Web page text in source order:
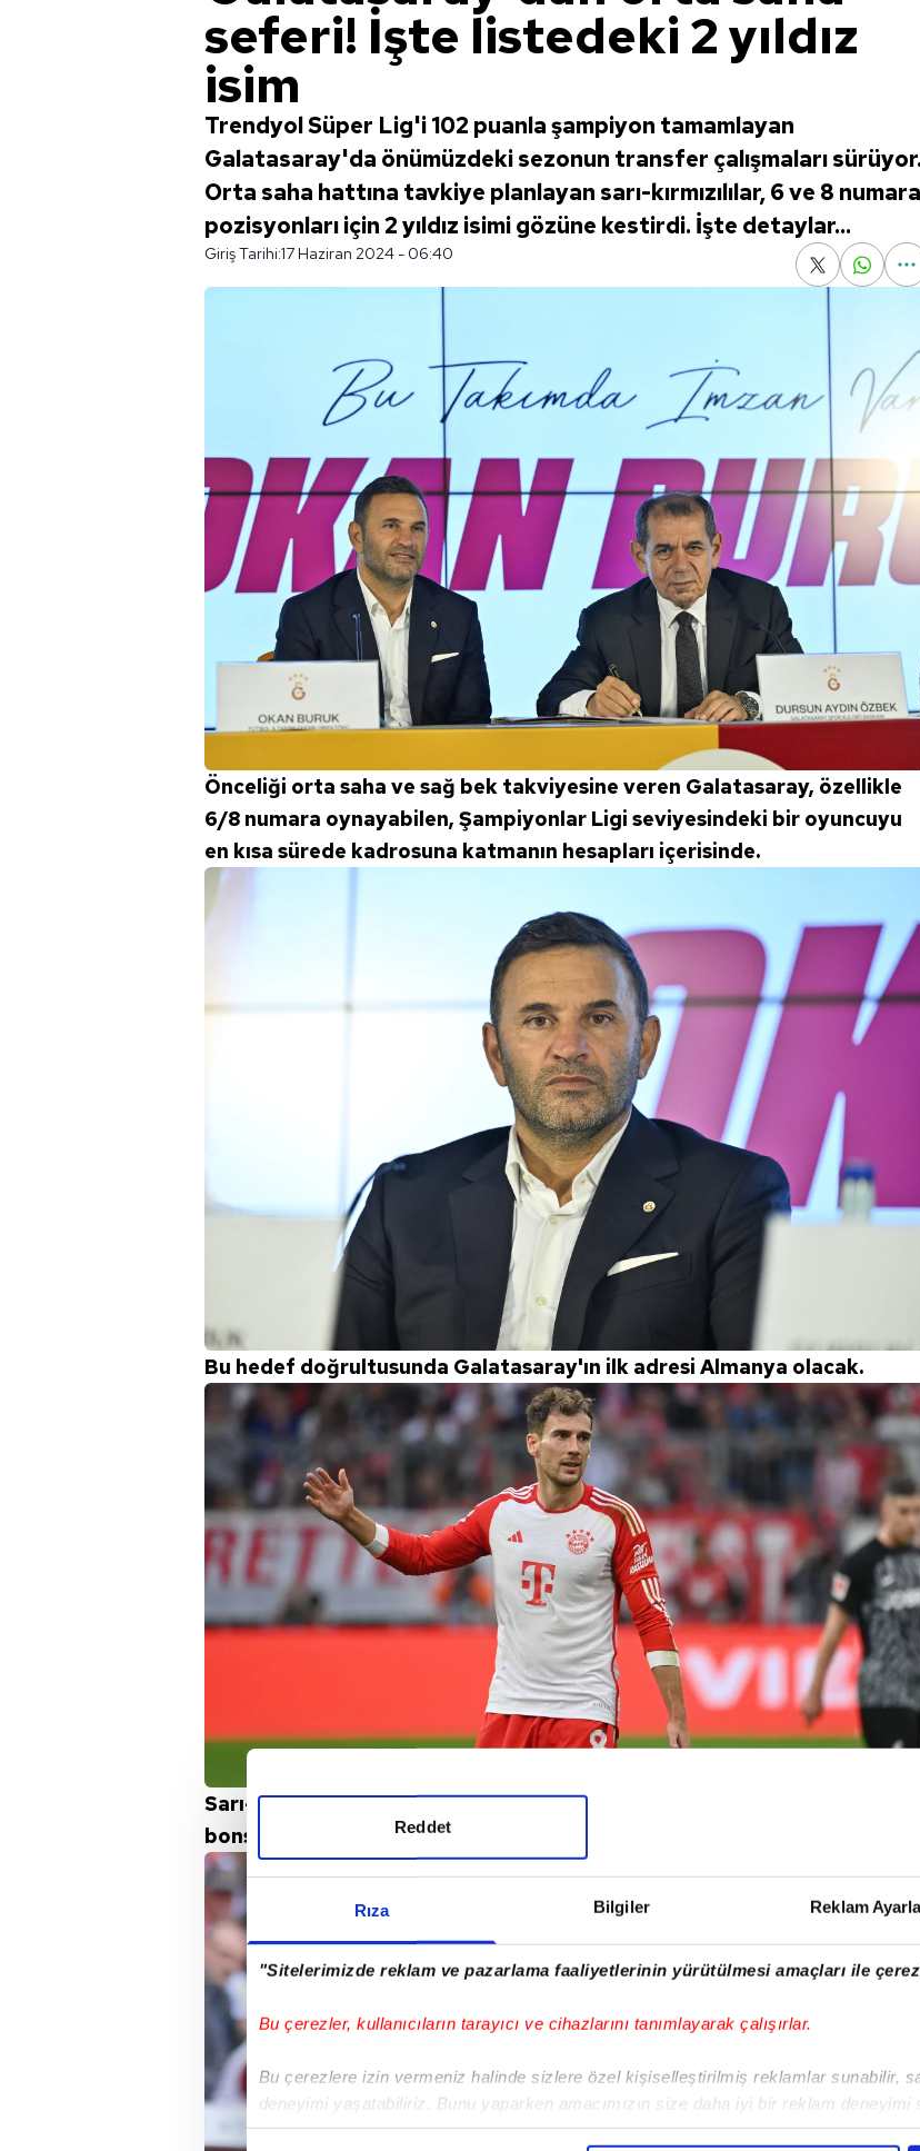
Rıza Bilgiler Reklam
"Sitelerimizde reklam ve pazarlama faaliyetlerinin yürütülmesi amaçları ile
Bu çerezler, kullanıcıların tarayıcı ve cihazlarını tanımlayarak çalışırlar.
Bu çerezlere izin vermeniz halinde sizlere özel kişiselleştirilmiş reklamlar sunabilir,
deneyimi yaşatabiliriz. Bunu yaparken amacımızın size daha iyi bir reklam
içerikleri sunabilmek adına elimizden gelen çabayı gösterdiğimizi ve bu noktada,
Reddet
seferi! İşte listedeki 2 yıldız
isim
Trendyol Süper Lig'i 102 puanla şampiyon tamamlayan
Galatasaray'da önümüzdeki sezonun transfer çalışmaları sürüyor.
Orta saha hattına tavkiye planlayan sarı-kırmızılılar, 6 ve 8 numara
pozisyonları için 2 yıldız isimi gözüne kestirdi. İşte detaylar...
Giriş Tarihi:17 Haziran 2024 - 06:40
Önceliği orta saha ve sağ bek takviyesine veren Galatasaray, özellikle
6/8 numara oynayabilen, Şampiyonlar Ligi seviyesindeki bir oyuncuyu
en kısa sürede kadrosuna katmanın hesapları içerisinde.
Bu hedef doğrultusunda Galatasaray'ın ilk adresi Almanya olacak.
Sarı-kırmızılılar, Bayern Münih yetkilileriyle Leon Goretzka'nın
bonservisi için masaya oturacak.